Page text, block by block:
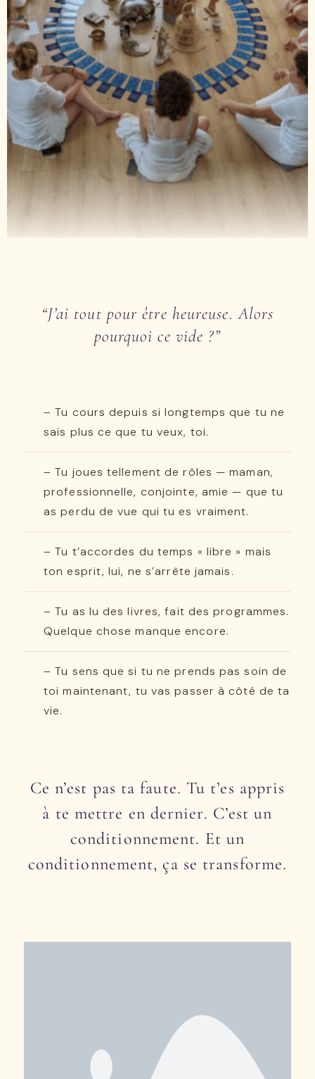
“J’ai tout pour être heureuse. Alors
pourquoi ce vide ?”
– Tu cours depuis si longtemps que tu ne
sais plus ce que tu veux, toi.
– Tu joues tellement de rôles — maman,
professionnelle, conjointe, amie — que tu
as perdu de vue qui tu es vraiment.
– Tu t’accordes du temps « libre » mais
ton esprit, lui, ne s’arrête jamais.
– Tu as lu des livres, fait des programmes.
Quelque chose manque encore.
– Tu sens que si tu ne prends pas soin de
toi maintenant, tu vas passer à côté de ta
vie.
Ce n’est pas ta faute. Tu t’es appris
à te mettre en dernier. C’est un
conditionnement. Et un
conditionnement, ça se transforme.